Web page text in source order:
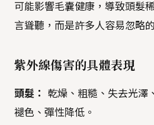
可能影響毛囊健康，導致頭髮
言聳聽，而是許多人容易忽略
紫外線傷害的具體表現
頭髮：
乾燥、粗糙、失去光澤
褪色、彈性降低。